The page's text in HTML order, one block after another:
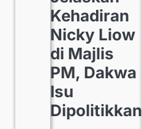
Kehadiran
Nicky Liow
di Majlis
PM, Dakwa
Isu
Dipolitikkan